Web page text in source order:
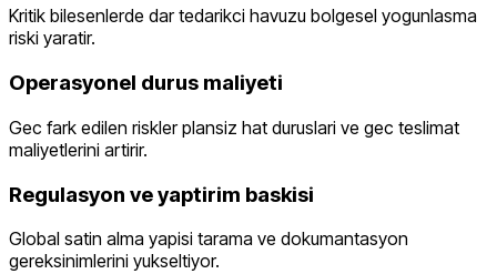
Kritik bilesenlerde dar tedarikci havuzu bolgesel yogunlasma
riski yaratir.
Operasyonel durus maliyeti
Gec fark edilen riskler plansiz hat duruslari ve gec teslimat
maliyetlerini artirir.
Regulasyon ve yaptirim baskisi
Global satin alma yapisi tarama ve dokumantasyon
gereksinimlerini yukseltiyor.